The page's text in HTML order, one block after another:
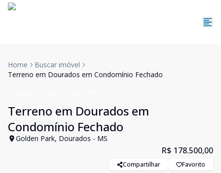
Home
Buscar imóvel
Terreno em Dourados em Condomínio Fechado
Terreno em Dourados em
Condomínio Fechado
Golden Park, Dourados - MS
R$ 178.500,00
Compartilhar Favorito